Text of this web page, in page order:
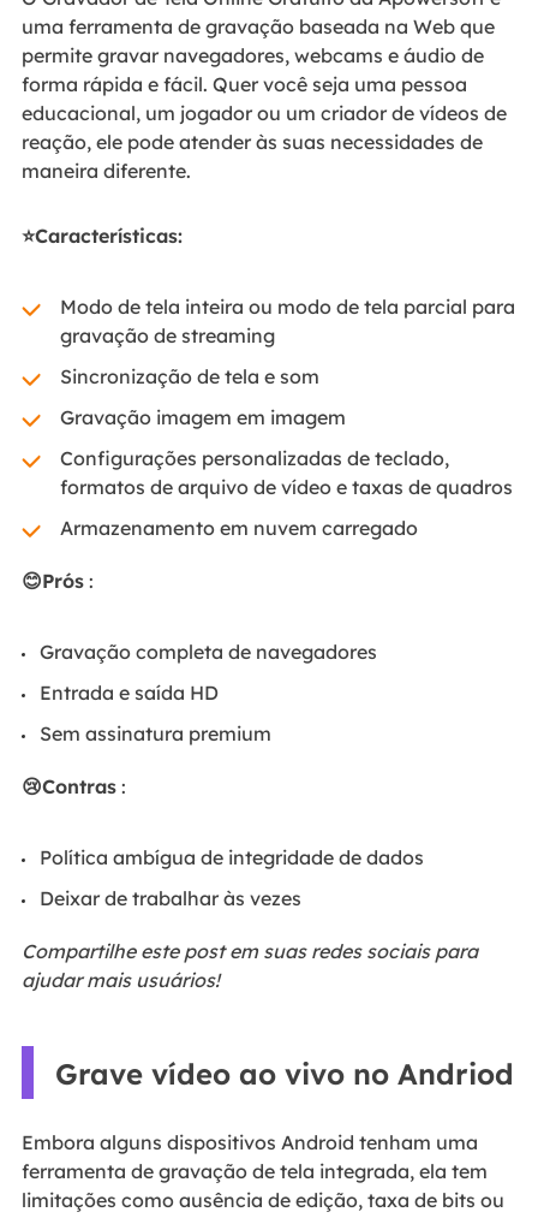
uma ferramenta de gravação baseada na Web que
permite gravar navegadores, webcams e áudio de
forma rápida e fácil. Quer você seja uma pessoa
educacional, um jogador ou um criador de vídeos de
reação, ele pode atender às suas necessidades de
maneira diferente.
⭐Características:
Modo de tela inteira ou modo de tela parcial para
gravação de streaming
Sincronização de tela e som
Gravação imagem em imagem
Configurações personalizadas de teclado,
formatos de arquivo de vídeo e taxas de quadros
Armazenamento em nuvem carregado
😊Prós:
Gravação completa de navegadores
Entrada e saída HD
Sem assinatura premium
😢Contras:
Política ambígua de integridade de dados
Deixar de trabalhar às vezes
Compartilhe este post em suas redes sociais para
ajudar mais usuários!
Grave vídeo ao vivo no Andriod
Embora alguns dispositivos Android tenham uma
ferramenta de gravação de tela integrada, ela tem
limitações como ausência de edição, taxa de bits ou